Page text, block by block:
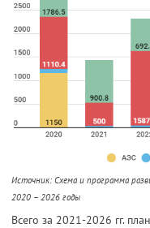
Источник: Схема и программа
2020 – 2026 годы
Всего за 2021-2026 гг.